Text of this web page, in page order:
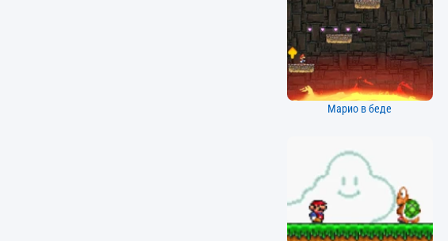
Марио в беде